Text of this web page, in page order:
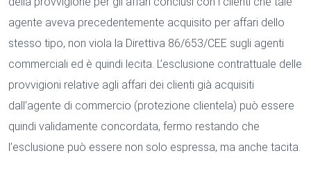
agente aveva precedentemente acquisito per affari dello
stesso tipo, non viola la Direttiva 86/653/CEE sugli agenti
commerciali ed è quindi lecita. L’esclusione contrattuale delle
provvigioni relative agli affari dei clienti già acquisiti
dall’agente di commercio (protezione clientela) può essere
quindi validamente concordata, fermo restando che
l’esclusione può essere non solo espressa, ma anche tacita.